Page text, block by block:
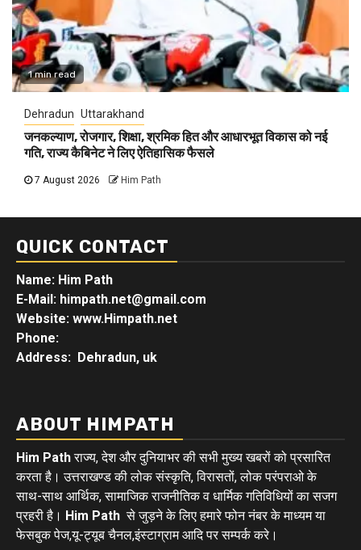
1 min read
Dehradun Uttarakhand
जनकल्याण, रोजगार, शिक्षा, श्रमिक हित और आधारभूत विकास को नई
गति, राज्य कैबिनेट ने लिए ऐतिहासिक फैसले
7 August 2026 Him Path
QUICK CONTACT
Name: Him Path
E-Mail: himpath.net@gmail.com
Website: www.Himpath.net
Phone:
Address: Dehradun, uk
ABOUT HIMPATH
Him Pathराज्य, देश और दुनियाभर की सभी मुख्य खबरों को प्रसारित
करता है। उत्तराखण्ड की लोक संस्कृति, विरासतों, लोक परंपराओ के
साथ-साथ आर्थिक, सामाजिक राजनीतिक व धार्मिक गतिविधियों का सजग
प्रहरी है। Him Path से जुड़ने के लिए हमारे फोन नंबर के माध्यम या
फेसबुक पेज,यू-ट्यूब चैनल,इंस्टाग्राम आदि पर सम्पर्क करे।